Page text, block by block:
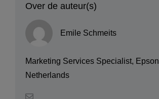
Over de auteur(s)
Emile Schmeits
Marketing Services Specialist, Epson
Netherlands